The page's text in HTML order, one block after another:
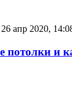
26 апр 2020,
потолки и